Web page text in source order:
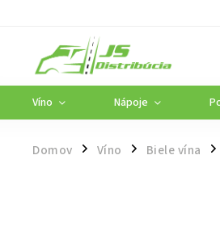
Víno Nápoje
Domov / Víno / Biele vína /